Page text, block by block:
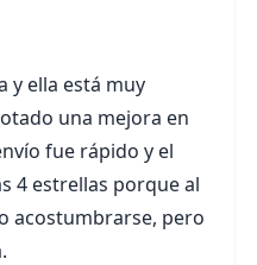
y ella está muy
una mejora en
fue rápido y el
4 estrellas porque al
acostumbrarse, pero